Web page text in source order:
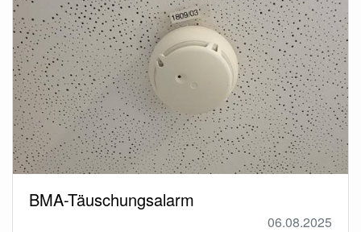
BMA-Täuschungsalarm
06.08.2025